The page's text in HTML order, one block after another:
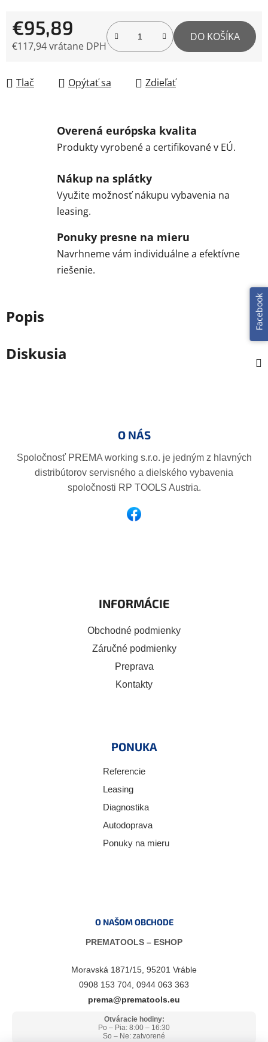
€95,89
€117,94 vrátane DPH
DO KOŠÍKA
Tlač Opýtať sa Zdieľať
Overená európska kvalita
Produkty vyrobené a certifikované v EÚ.
Nákup na splátky
Využite možnosť nákupu vybavenia na
leasing.
Ponuky presne na mieru
Navrhneme vám individuálne a efektívne
riešenie.
Popis
Diskusia
O NÁS
Spoločnosť PREMA working s.r.o. je jedným z hlavných
distribútorov servisného a dielského vybavenia
spoločnosti RP TOOLS Austria.
INFORMÁCIE
Obchodné podmienky
Záručné podmienky
Preprava
Kontakty
PONUKA
Referencie
Leasing
Diagnostika
Autodoprava
Ponuky na mieru
O NAŠOM OBCHODE
PREMATOOLS – ESHOP
Moravská 1871/15, 95201 Vráble
0908 153 704, 0944 063 363
prema@prematools.eu
Otváracie hodiny:
Po – Pia: 8:00 – 16:30
So – Ne: zatvorené
Facebook